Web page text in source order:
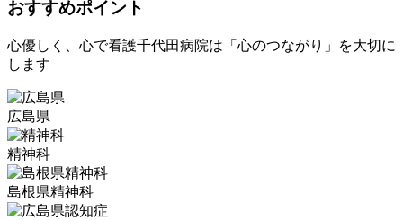
おすすめポイント
心優しく、心で看護千代田病院は「心のつながり」を大切に
します
広島県
精神科
島根県精神科